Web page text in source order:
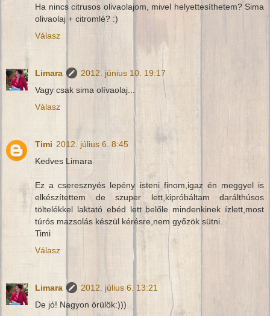
Ha nincs citrusos olivaolajom, mivel helyettesíthetem? Sima
olivaolaj + citromlé? :)
Válasz
Limara
2012. június 10. 19:17
Vagy csak sima olívaolaj...
Válasz
Timi 2012. július 6. 8:45
Kedves Limara
Ez a cseresznyés lepény isteni finom,igaz én meggyel is
elkészítettem de szuper lett,kipróbáltam darálthúsos
töltelékkel laktató ebéd lett belőle mindenkinek ízlett,most
túrós mazsolás készül kérésre,nem győzök sütni.
Timi
Válasz
Limara
2012. július 6. 13:21
De jó! Nagyon örülök:)))